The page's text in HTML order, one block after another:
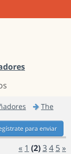
The
para enviar
« 1 (2)34 5 »